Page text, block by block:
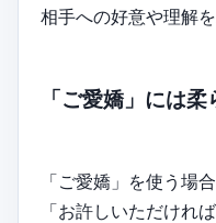
相手への好意や理解
「ご愛嬌」には
「ご愛嬌」を使う場合
「お許しいただけれ